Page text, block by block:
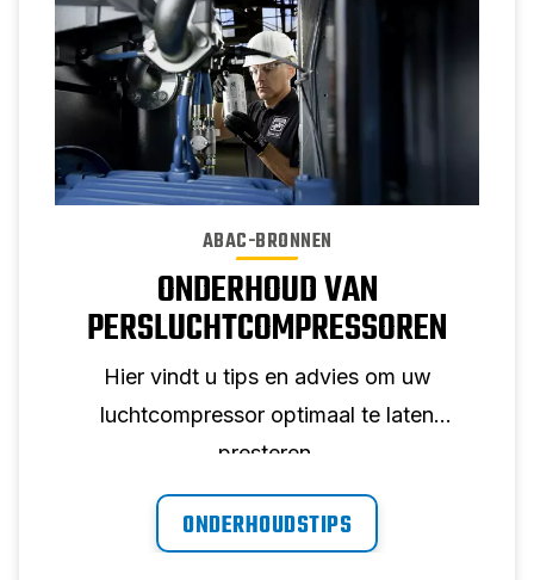
ABAC-BRONNEN
ONDERHOUD VAN
PERSLUCHTCOMPRESSOREN
Hier vindt u tips en advies om uw
luchtcompressor optimaal te laten
presteren.
ONDERHOUDSTIPS